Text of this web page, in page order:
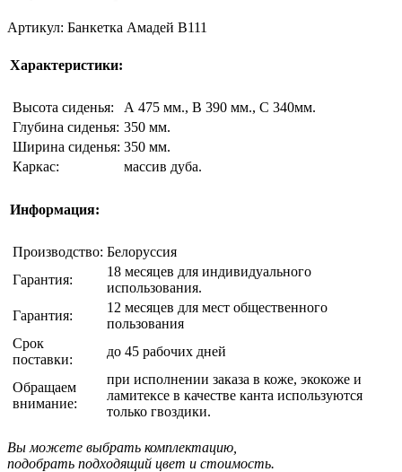
Артикул: Банкетка Амадей B111
Характеристики:
Высота сиденья:
А 475 мм., В 390 мм., С 340мм.
Глубина сиденья: 350 мм.
Ширина сиденья: 350 мм.
Каркас:
массив дуба.
Информация:
Производство: Белоруссия
Гарантия:
18 месяцев для индивидуального
использования.
Гарантия:
12 месяцев для мест общественного
пользования
Срок
поставки:
до 45 рабочих дней
Обращаем
внимание:
при исполнении заказа в коже, экокоже и
ламитексе в качестве канта используются
только гвоздики.
Вы можете выбрать комплектацию,
подобрать подходящий цвет и стоимость.